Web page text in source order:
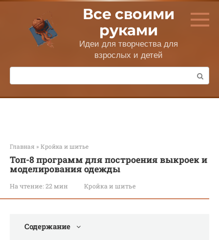
Перейти
контенту
Все своими
руками
Идеи для творчества для
взрослых и детей
Поиск:
Главная » Кройка и шитье
Топ-8 программ для построения выкроек и
моделирования одежды
На чтение: 22 мин Кройка и шитье
Содержание